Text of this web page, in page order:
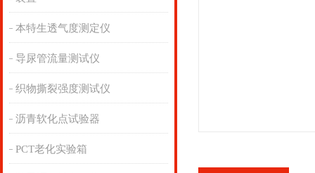
本特生透气度测定仪
导尿管流量测试仪
织物撕裂强度测试仪
沥青软化点试验器
PCT老化实验箱